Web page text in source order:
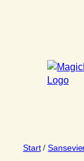
Start/